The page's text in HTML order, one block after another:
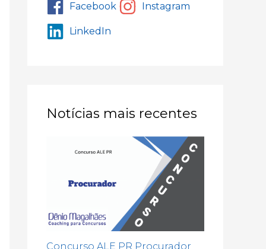
Facebook Instagram
LinkedIn
Notícias mais recentes
Concurso ALE PR Procurador